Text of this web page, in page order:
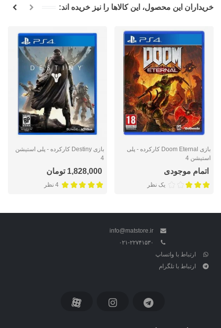
خریداران این محصول، این کالاها را نیز خریده اند:
بازی Doom Eternal کارکرده - پلی
استیشن 4
اتمام موجودی
یک نظر
بازی Destiny کارکرده - پلی استیشن
4
1,828,000 تومان
4 نظر
info@matstore.ir
۰۲۱-۲۲۷۴۱۵۳۰
ارتباط با واتساپ
ارتباط با تلگرام